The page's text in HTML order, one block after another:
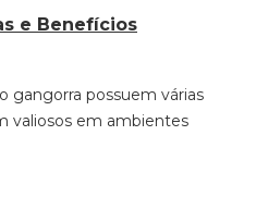
e Benefícios
gangorra possuem várias
valiosos em ambientes